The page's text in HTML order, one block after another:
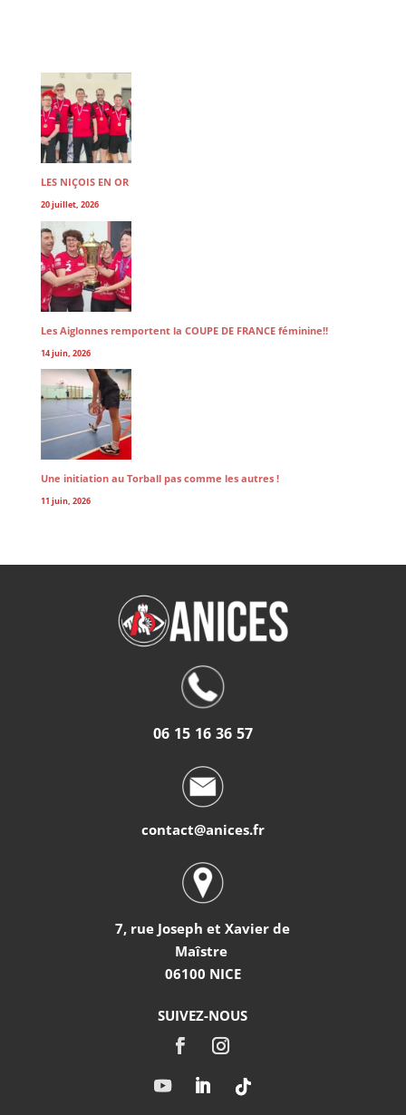
LES NIÇOIS EN OR
20 juillet, 2026
Les Aiglonnes remportent la COUPE DE FRANCE féminine!!
14 juin, 2026
Une initiation au Torball pas comme les autres !
11 juin, 2026
06 15 16 36 57
contact@anices.fr
7, rue Joseph et Xavier de
Maîstre
06100 NICE
SUIVEZ-NOUS